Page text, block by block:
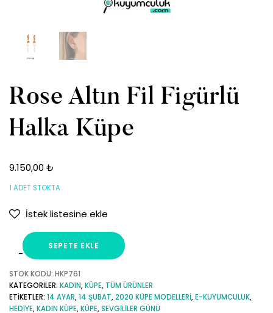
Rose Altın Fil Figürlü
Halka Küpe
9.150,00 ₺
1 ADET STOKTA
İstek listesine ekle
Rose
Altın
Fil
Figürlü
SEPETE EKLE
STOK KODU: HKP761
KATEGORILER: KADIN,KÜPE, TÜM ÜRÜNLER
ETIKETLER: 14 AYAR,14 ŞUBAT,2020 KÜPE MODELLERI,E-KUYUMCULUK,
HEDIYE,KADIN KÜPE,KÜPE,SEVGILILER GÜNÜ